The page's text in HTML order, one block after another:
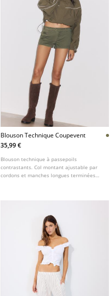
Blouson Technique Coupevent
35,99 €
Blouson technique à passepoils
contrastants. Col montant ajustable par
cordons et manches longues terminées
boutonnage. Poches avant. Disponible en